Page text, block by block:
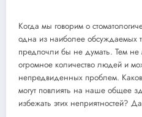
Когда мы говорим о
одна из наиболее обсуждаемых
предпочли бы не думать. Тем не
огромное количество людей и
непредвиденных проблем.
могут повлиять на наше общее
избежать этих неприятностей?